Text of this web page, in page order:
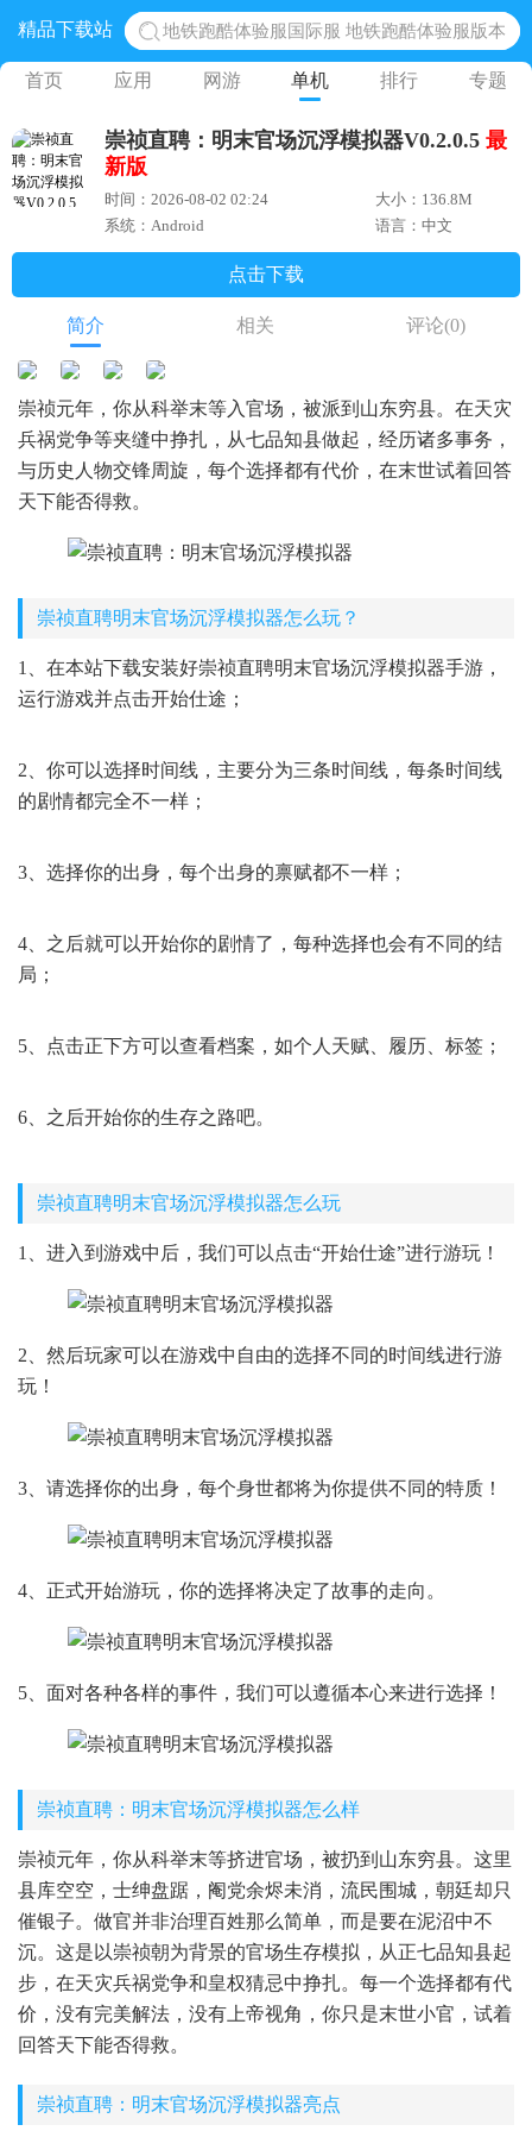
精品下载站
地铁跑酷体验服国际服 地铁跑酷体验服版本
网易光遇手游正版 点亮星空共庆周年
黎明觉醒生机腾讯正版 黎明觉醒生机国际服
蛋仔派对下载 蛋仔派对体验服
首页 应用 网游 单机 排行 专题
崇祯直聘：明末官场沉浮模拟器V0.2.0.5 最
新版
时间：2026-08-02 02:24
大小：136.8M
系统：Android
语言：中文
点击下载
简介 相关 评论(0)
崇祯元年，你从科举末等入官场，被派到山东穷县。在天灾
兵祸党争等夹缝中挣扎，从七品知县做起，经历诸多事务，
与历史人物交锋周旋，每个选择都有代价，在末世试着回答
天下能否得救。
崇祯直聘明末官场沉浮模拟器怎么玩？
1、在本站下载安装好崇祯直聘明末官场沉浮模拟器手游，
运行游戏并点击开始仕途；
2、你可以选择时间线，主要分为三条时间线，每条时间线
的剧情都完全不一样；
3、选择你的出身，每个出身的禀赋都不一样；
4、之后就可以开始你的剧情了，每种选择也会有不同的结
局；
5、点击正下方可以查看档案，如个人天赋、履历、标签；
6、之后开始你的生存之路吧。
崇祯直聘明末官场沉浮模拟器怎么玩
1、进入到游戏中后，我们可以点击“开始仕途”进行游玩！
2、然后玩家可以在游戏中自由的选择不同的时间线进行游
玩！
3、请选择你的出身，每个身世都将为你提供不同的特质！
4、正式开始游玩，你的选择将决定了故事的走向。
5、面对各种各样的事件，我们可以遵循本心来进行选择！
崇祯直聘：明末官场沉浮模拟器怎么样
崇祯元年，你从科举末等挤进官场，被扔到山东穷县。这里
县库空空，士绅盘踞，阉党余烬未消，流民围城，朝廷却只
催银子。做官并非治理百姓那么简单，而是要在泥沼中不
沉。这是以崇祯朝为背景的官场生存模拟，从正七品知县起
步，在天灾兵祸党争和皇权猜忌中挣扎。每一个选择都有代
价，没有完美解法，没有上帝视角，你只是末世小官，试着
回答天下能否得救。
崇祯直聘：明末官场沉浮模拟器亮点